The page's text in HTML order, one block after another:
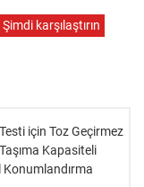
Şimdi karşılaştırın